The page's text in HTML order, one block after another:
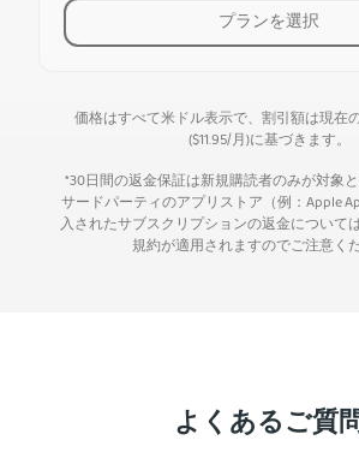
プランを選択
価格はすべて米ドル表示で、割引額は現在
($11.95/月)に基づきます。
*30日間の返金保証は新規購読者のみが対象
サードパーティのアプリストア（例：Apple
入されたサブスクリプションの返金について
規約が適用されますのでご注意く
よくあるご質